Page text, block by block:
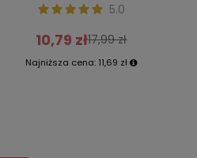
5.0
10,79 zł17,99 zł
Najniższa cena: 11,69 zł